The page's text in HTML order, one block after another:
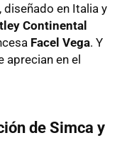
diseñado en Italia y
Continental
Facel Vega. Y
en el
de Simca y